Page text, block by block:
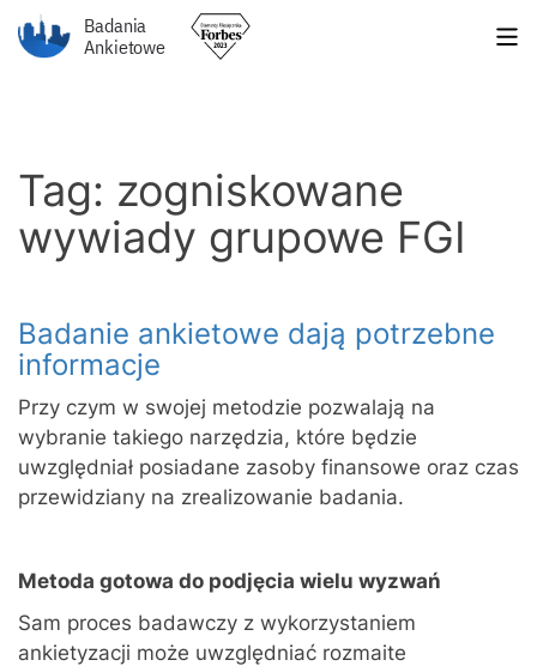
Badania
Ankietowe
Tag: zogniskowane
wywiady grupowe FGI
Badanie ankietowe dają potrzebne
informacje
Przy czym w swojej metodzie pozwalają na
wybranie takiego narzędzia, które będzie
uwzględniał posiadane zasoby finansowe oraz czas
przewidziany na zrealizowanie badania.
Metoda gotowa do podjęcia wielu wyzwań
Sam proces badawczy z wykorzystaniem
ankietyzacji może uwzględniać rozmaite